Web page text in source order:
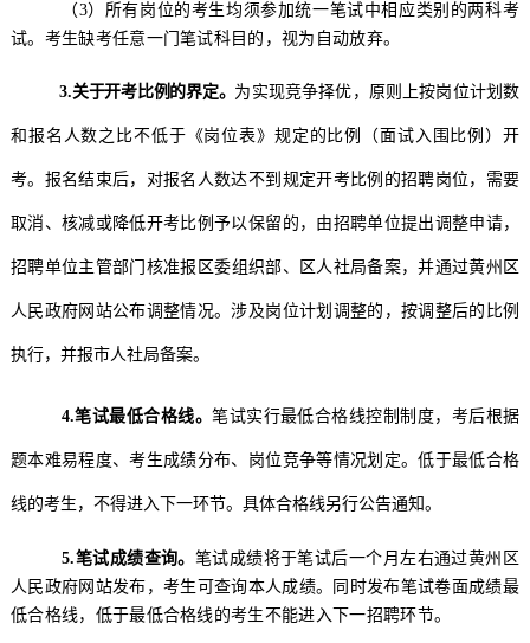
（3） 所有岗位的考生均须参加统一笔试中相应类别的两科考
试。考生缺考任意一门笔试科目的，视为自动放弃。
3.关于开考比例的界定。 为实现竞争择优，原则上按岗位计划数
和报名人数之比不低于《岗位表》规定的比例 （面试入围比例）开
考。 报名结束后， 对报名人数达不到规定开考比例的招聘岗位， 需要
取消、核减或降低开考比例予以保留的，由招聘单位提出调整申请，
招聘单位主管部门 核准报 区委组织部、 区 人社局备案，并通过黄州区
人民政府网站公布调整情况。涉及岗位计划调整的，按调整后的比例
执行， 并报市人社局备案。
4.笔试最低合格线。笔试实行最低合格线控制制度，考后根据
题本难易程度、考生成绩分布、岗位竞争等情况划定。低于最低合格
线的考生，不得进入下一环节。具体合格线另行公告通知。
5.笔试成绩查询。 笔试成绩将于笔试后一个月左右通过黄州区
人民政府网站发布，考生可查询本人成绩。 同时发布笔试卷面成绩最
低合格线， 低于最低合格线的考生不能进入下一招聘环节。